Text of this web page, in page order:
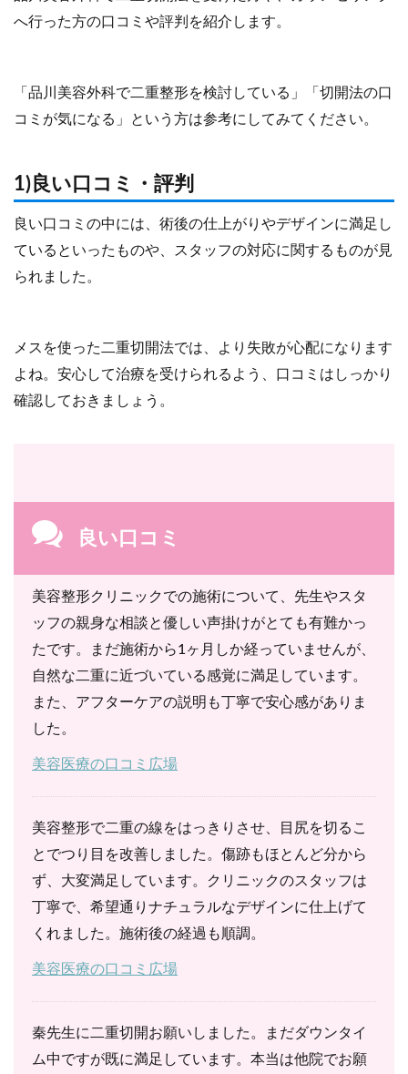
へ行った方の口コミや評判を紹介します。
「品川美容外科で二重整形を検討している」「切開法の口
コミが気になる」という方は参考にしてみてください。
1)良い口コミ・評判
良い口コミの中には、術後の仕上がりやデザインに満足し
ているといったものや、スタッフの対応に関するものが見
られました。
メスを使った二重切開法では、より失敗が心配になります
よね。安心して治療を受けられるよう、口コミはしっかり
確認しておきましょう。
良い口コミ
美容整形クリニックでの施術について、先生やスタ
ッフの親身な相談と優しい声掛けがとても有難かっ
たです。まだ施術から1ヶ月しか経っていませんが、
自然な二重に近づいている感覚に満足しています。
また、アフターケアの説明も丁寧で安心感がありま
した。
美容医療の口コミ広場
美容整形で二重の線をはっきりさせ、目尻を切るこ
とでつり目を改善しました。傷跡もほとんど分から
ず、大変満足しています。クリニックのスタッフは
丁寧で、希望通りナチュラルなデザインに仕上げて
くれました。施術後の経過も順調。
美容医療の口コミ広場
秦先生に二重切開お願いしました。まだダウンタイ
ム中ですが既に満足しています。本当は他院でお願